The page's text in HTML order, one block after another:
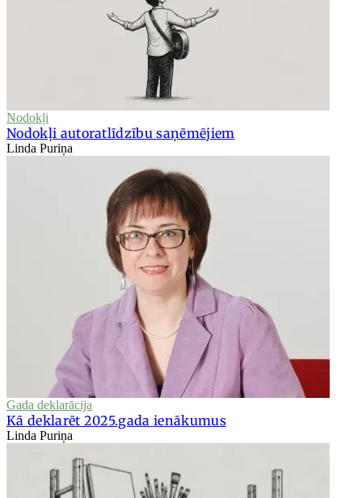
Nodokļi
Nodokļi autoratlīdzību saņēmējiem
Linda Puriņa
Gada deklarācija
Kā deklarēt 2025.gada ienākumus
Linda Puriņa